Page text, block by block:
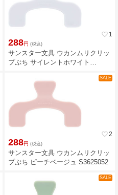
favorite_border 1
288円 (税込)
サンスター文具 ウカンムリクリッ
プぷち サイレントホワイト
favorite_border2
SALE
288円 (税込)
サンスター文具 ウカンムリクリッ
プぷち ピーチベージュ S3625052
SALE